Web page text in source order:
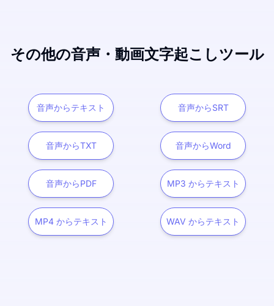
その他の音声・動画文字起こしツール
音声からテキスト 音声からSRT
音声からTXT 音声からWord
音声からPDF MP3 からテキスト
MP4 からテキスト WAV からテキスト